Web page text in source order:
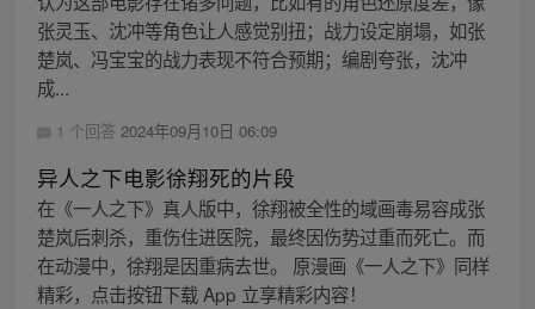
张灵玉、沈冲等角色让人感觉别扭；战力设定崩塌，如张
楚岚、冯宝宝的战力表现不符合预期；编剧夸张，沈冲
成...
1 个回答 2024年09月10日 06:09
异人之下电影徐翔死的片段
在《一人之下》真人版中，徐翔被全性的域画毒易容成张
楚岚后刺杀，重伤住进医院，最终因伤势过重而死亡。而
在动漫中，徐翔是因重病去世。 原漫画《一人之下》同样
精彩，点击按钮下载 App 立享精彩内容！